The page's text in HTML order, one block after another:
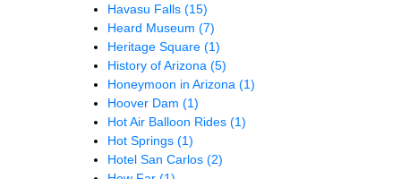
Havasu Falls (15)
Heard Museum (7)
Heritage Square (1)
History of Arizona (5)
Honeymoon in Arizona (1)
Hoover Dam (1)
Hot Air Balloon Rides (1)
Hot Springs (1)
Hotel San Carlos (2)